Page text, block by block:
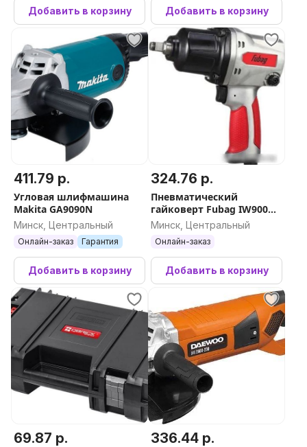
Добавить в корзину Добавить в корзину
411.79 р.
Угловая шлифмашина
Makita GA9090N
Минск, Центральный
Онлайн-заказ Гарантия
Добавить в корзину
324.76 р.
Пневматический
гайковерт Fubag IW900
100195
Минск, Центральный
Онлайн-заказ
Добавить в корзину
69.87 р. 336.44 р.